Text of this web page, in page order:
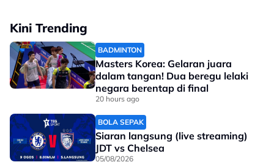
Lantas, dia menegaskan ujian kesihatan pemain
sebelum dimuktamadkan sesuatu perpindahan, adalah
tanggungjawab kelab, bukannya ejen pemain.
"Apabila dibawa menjalani ujian (pemain bermasalah
ini) lulus tapi kelab sebenar tak tengok jangka masa
panjang.
"Bagi pemain profesional yang sudah beraksi 10-15
tahun, mereka boleh sorok kecederaan terutama di
Kini Trending
BADMINTON
Masters Korea: Gelaran juara
dalam tangan! Dua beregu lelaki
negara berentap di final
20 hours ago
BOLA SEPAK
Siaran langsung (live streaming)
JDT vs Chelsea
05/08/2026